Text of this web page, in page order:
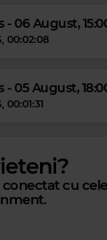
- 06 August,
, 00:02:08
- 05 August,
, 00:01:31
cu